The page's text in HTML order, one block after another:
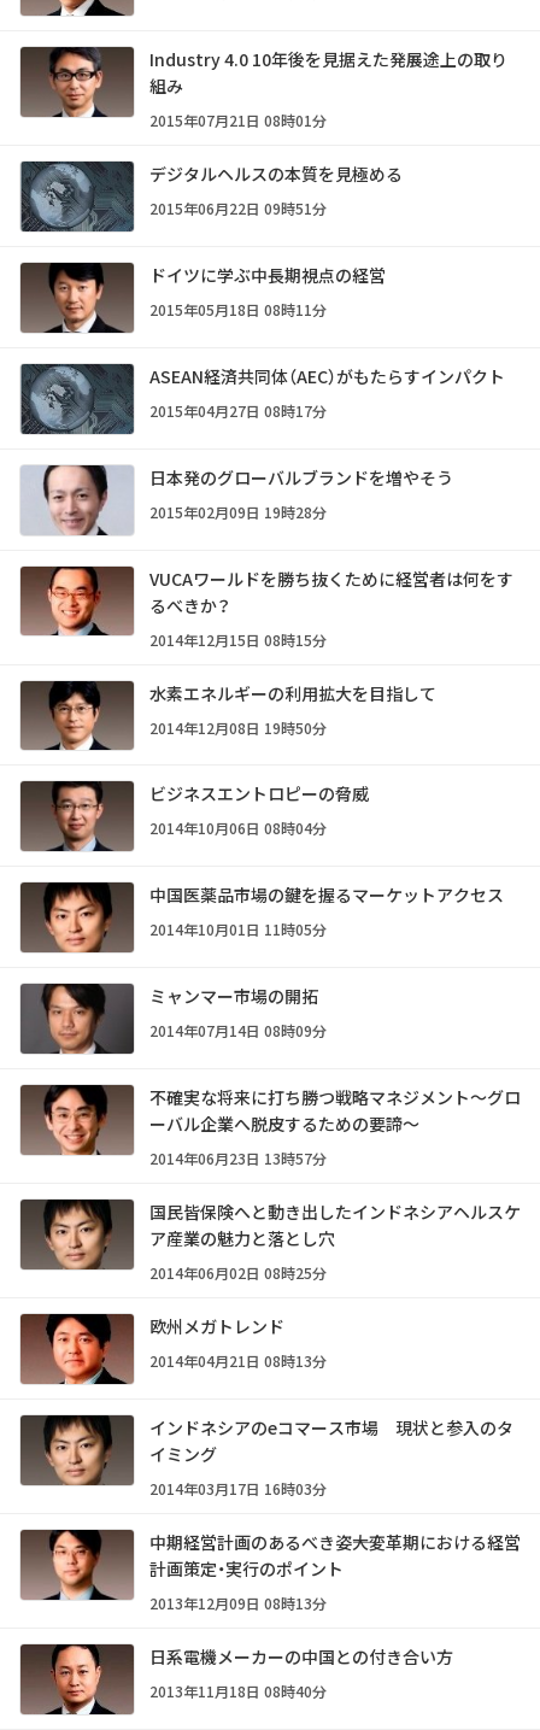
Industry 4.0 10年後を見据えた発展途上の取り
組み
2015年07月21日 08時01分
デジタルヘルスの本質を見極める
2015年06月22日 09時51分
ドイツに学ぶ中長期視点の経営
2015年05月18日 08時11分
ASEAN経済共同体（AEC）がもたらすインパクト
2015年04月27日 08時17分
日本発のグローバルブランドを増やそう
2015年02月09日 19時28分
VUCAワールドを勝ち抜くために経営者は何をす
るべきか？
2014年12月15日 08時15分
水素エネルギーの利用拡大を目指して
2014年12月08日 19時50分
ビジネスエントロピーの脅威
2014年10月06日 08時04分
中国医薬品市場の鍵を握るマーケットアクセス
2014年10月01日 11時05分
ミャンマー市場の開拓
2014年07月14日 08時09分
不確実な将来に打ち勝つ戦略マネジメント～グロ
ーバル企業へ脱皮するための要諦～
2014年06月23日 13時57分
国民皆保険へと動き出したインドネシアヘルスケ
ア産業の魅力と落とし穴
2014年06月02日 08時25分
欧州メガトレンド
2014年04月21日 08時13分
インドネシアのeコマース市場 現状と参入のタ
イミング
2014年03月17日 16時03分
中期経営計画のあるべき姿――大変革期における経営
計画策定・実行のポイント
2013年12月09日 08時13分
日系電機メーカーの中国との付き合い方
2013年11月18日 08時40分